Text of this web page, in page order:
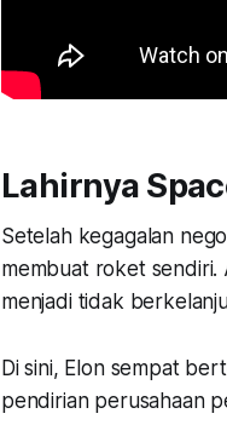
Lahirnya
Setelah kegagalan
membuat roket sendiri.
menjadi tidak
Di sini, Elon sempat
pendirian perusahaan